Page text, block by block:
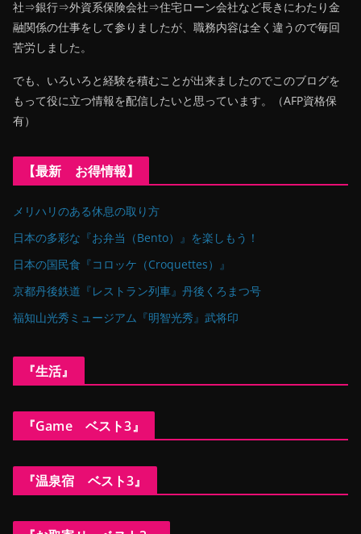
社⇒銀行⇒外資系保険会社⇒住宅ローン会社など長きにわたり金
融関係の仕事をして参りましたが、職務内容は全く違うので毎回
苦労しました。
でも、いろいろと経験を積むことが出来ましたのでこのブログを
もって役に立つ情報を配信したいと思っています。（AFP資格保
有）
【最新 お得情報】
メリハリのある休息の取り方
日本の多彩な『お弁当（Bento）』を楽しもう！
日本の国民食『コロッケ（Croquettes）』
京都丹後鉄道『レストラン列車』丹後くろまつ号
福知山光秀ミュージアム『明智光秀』武将印
『生活』
『Game ベスト3』
『温泉宿 ベスト3』